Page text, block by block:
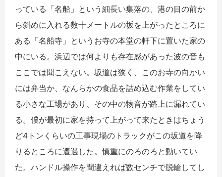
っている「名船」という細長い集落の、港の目の前か
ら斜めに入れる数十メートルの坂を上がったところに
ある「名船寺」というお寺の本堂の軒下に置いた家の
中にいる。浜辺では何よりも存在感があった波の音も
ここでは聞こえない。坂道は狭く、このお寺の向かい
には弁当か、なんらかの食品を詰め込む作業をしてい
る小さな工場があり、その中の物音が路上に漏れてい
る。僕が最初に家を持って上がって来たときはちょう
ど4トンくらいの工事現場のトラックがこの坂道を降
りるところに遭遇した。慎重にのろのろと動いてい
た。ハンドル操作を間違えれば数センチで脱輪してし